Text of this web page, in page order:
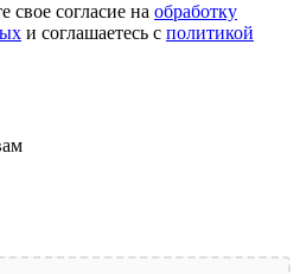
согласие на обработку
и соглашаетесь с политикой